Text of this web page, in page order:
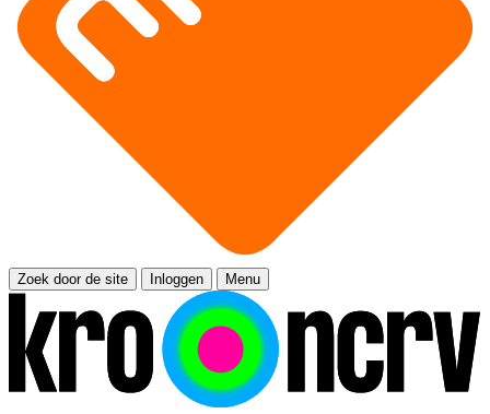
Zoek door de site Inloggen Menu